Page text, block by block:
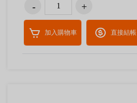
加入購物車 直接結帳